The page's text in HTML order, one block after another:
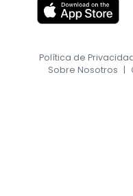
Política de
Sobre Nosotros |